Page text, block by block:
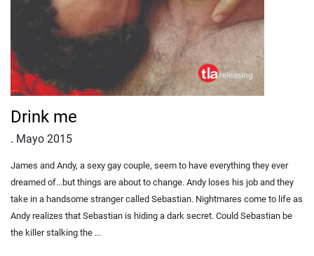
Drink me
. Mayo 2015
James and Andy, a sexy gay couple, seem to have everything they ever
dreamed of…but things are about to change. Andy loses his job and they
take in a handsome stranger called Sebastian. Nightmares come to life as
Andy realizes that Sebastian is hiding a dark secret. Could Sebastian be
the killer stalking the ...